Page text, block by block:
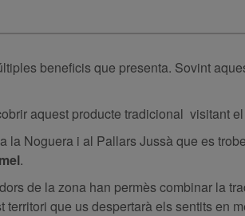
beneficis que presenta. Sovint
aquest producte tradicional visitant
la Noguera i al Pallars Jussà que es
mel.
de la zona han permès combinar la
que us despertarà els sentits en